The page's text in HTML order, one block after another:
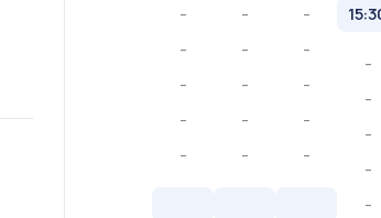
-
-
-
-
-
-
-
-
-
-
-
-
-
-
-
-
-
-
-
-